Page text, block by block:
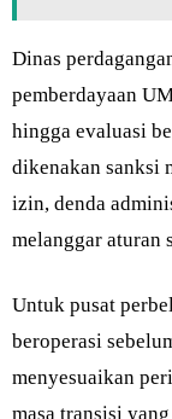
Dinas
pemberdayaan
hingga evaluasi
dikenakan sanksi
izin, denda
melanggar aturan
Untuk pusat
beroperasi
menyesuaikan
masa transisi